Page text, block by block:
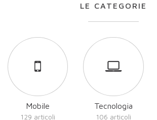
LE CATEGORIE
Mobile
129 articoli
Tecnologia
106 articoli